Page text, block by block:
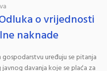
o vrijednosti
naknade
uređuju se pitanja
davanja koje se plaća za